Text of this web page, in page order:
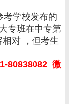
学校发布的
专班在中专第
对 ，但考生
80838082 微